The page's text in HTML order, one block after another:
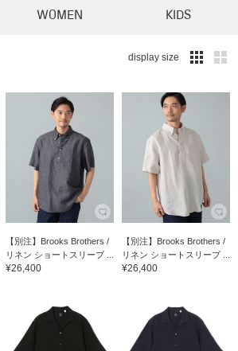
WOMEN KIDS
display size
【別注】Brooks Brothers /
リネン ショートスリーブ ...
¥26,400
【別注】Brooks Brothers /
リネン ショートスリーブ ...
¥26,400